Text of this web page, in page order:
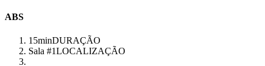
ABS
15minDURAÇÃO
Sala #1LOCALIZAÇÃO